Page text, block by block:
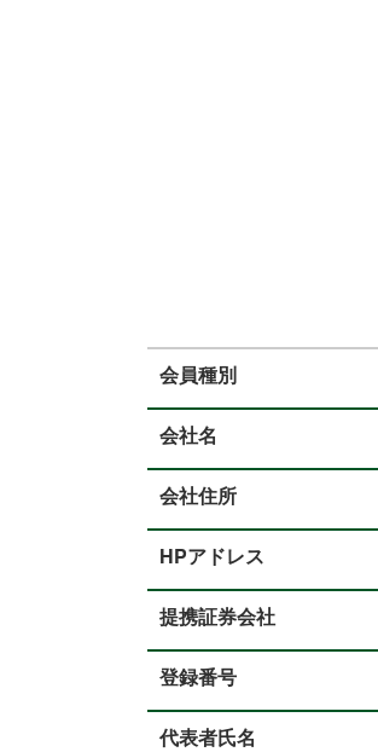
会員種別
会社名
会社住所
HPアドレス
提携証券会社
登録番号
代表者氏名